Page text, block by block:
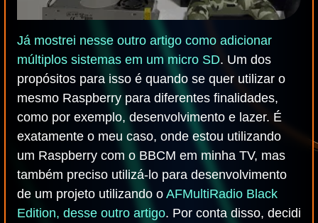
Já mostrei nesse outro artigo como adicionar
múltiplos sistemas em um micro SD. Um dos
propósitos para isso é quando se quer utilizar o
mesmo Raspberry para diferentes finalidades,
como por exemplo, desenvolvimento e lazer. É
exatamente o meu caso, onde estou utilizando
um Raspberry com o BBCM em minha TV, mas
também preciso utilizá-lo para desenvolvimento
de um projeto utilizando o AFMultiRadio Black
Edition, desse outro artigo. Por conta disso, decidi